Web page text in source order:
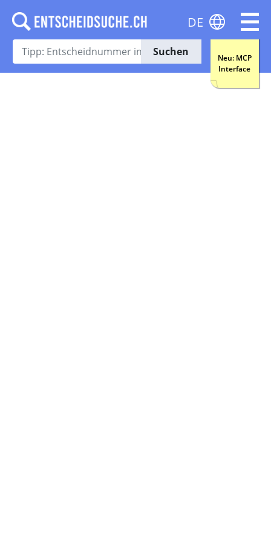
Suchen
Neu: MCP
Interface
DE